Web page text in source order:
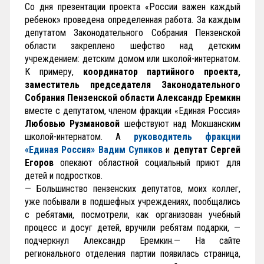
Со дня презентации проекта «России важен каждый
ребенок» проведена определенная работа. За каждым
депутатом Законодательного Собрания Пензенской
области закреплено шефство над детским
учреждением: детским домом или школой-интернатом.
К примеру, координатор партийного проекта,
заместитель председателя Законодательного
Собрания Пензенской области Александр Еремкин
вместе с депутатом, членом фракции «Единая Россия»
Любовью Рузмановой шефствуют над Мокшанским
школой-интернатом. А руководитель фракции
«Единая Россия» Вадим Супиков и депутат Сергей
Егоров опекают областной социальный приют для
детей и подростков.
— Большинство пензенских депутатов, моих коллег,
уже побывали в подшефных учреждениях, пообщались
с ребятами, посмотрели, как организован учебный
процесс и досуг детей, вручили ребятам подарки, —
подчеркнул Александр Еремкин.— На сайте
регионального отделения партии появилась страница,